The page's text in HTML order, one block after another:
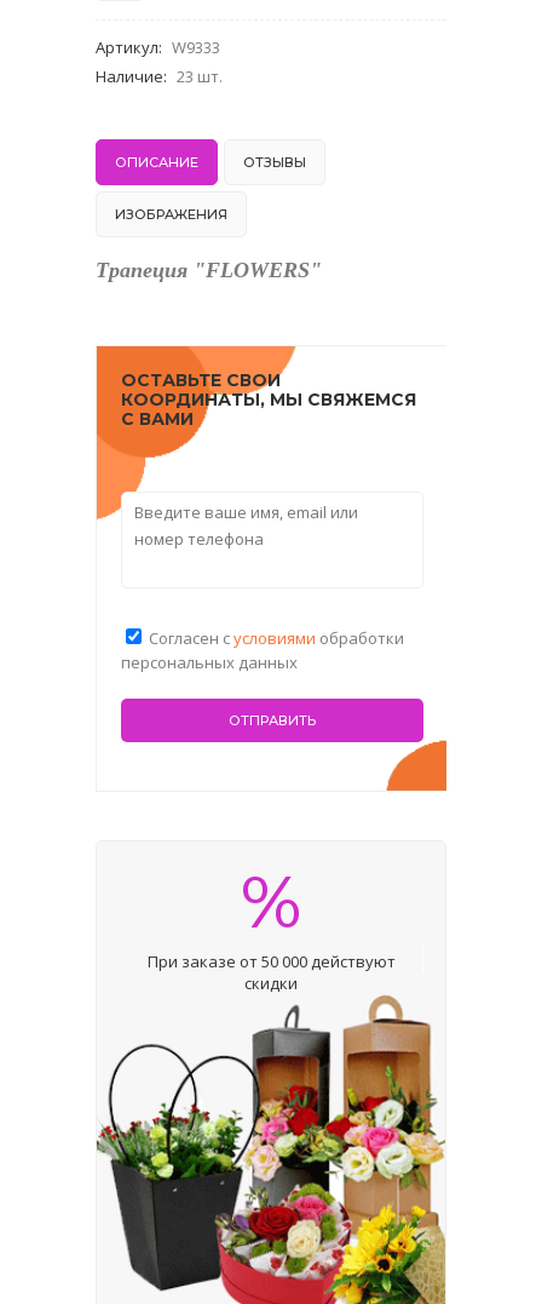
Артикул: W9333
Наличие: 23 шт.
ОПИСАНИЕ ОТЗЫВЫ
ИЗОБРАЖЕНИЯ
Трапеция "FLOWERS"
ОСТАВЬТЕ СВОИ
КООРДИНАТЫ, МЫ СВЯЖЕМСЯ
С ВАМИ
Согласен сусловиями обработки
персональных данных
%
При заказе от 50 000 действуют
скидки